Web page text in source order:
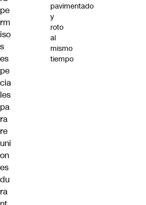
pe
rm
iso
s
es
pe
cia
les
pa
ra
re
uni
on
es
du
ra
pavimentado
y
roto
al
mismo
tiempo